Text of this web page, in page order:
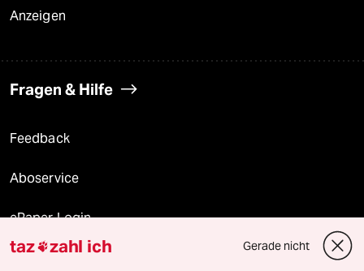
Anzeigen
Fragen & Hilfe
Feedback
Aboservice
ePaper Login
Downloads für Abonnierende
taz zahl ich Gerade nicht